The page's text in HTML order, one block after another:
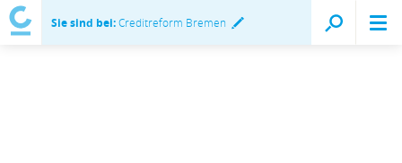
Sie sind bei:Creditreform Bremen